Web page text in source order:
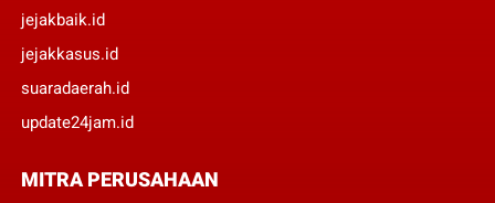
jejakbaik.id
jejakkasus.id
suaradaerah.id
update24jam.id
MITRA PERUSAHAAN